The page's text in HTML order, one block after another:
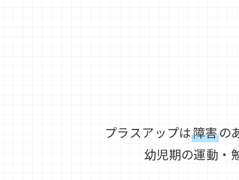
プラスアップは障害の
幼児期の運動・